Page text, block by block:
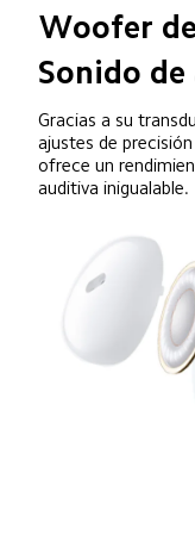
Woofer
Sonido
Gracias a su
ajustes de
ofrece un
auditiva inigualable.